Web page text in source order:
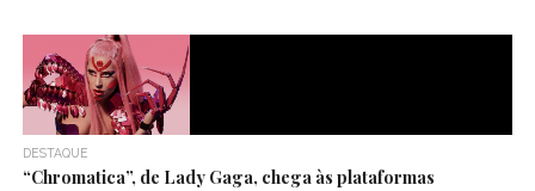
DESTAQUE
“Chromatica”, de Lady Gaga, chega às plataformas